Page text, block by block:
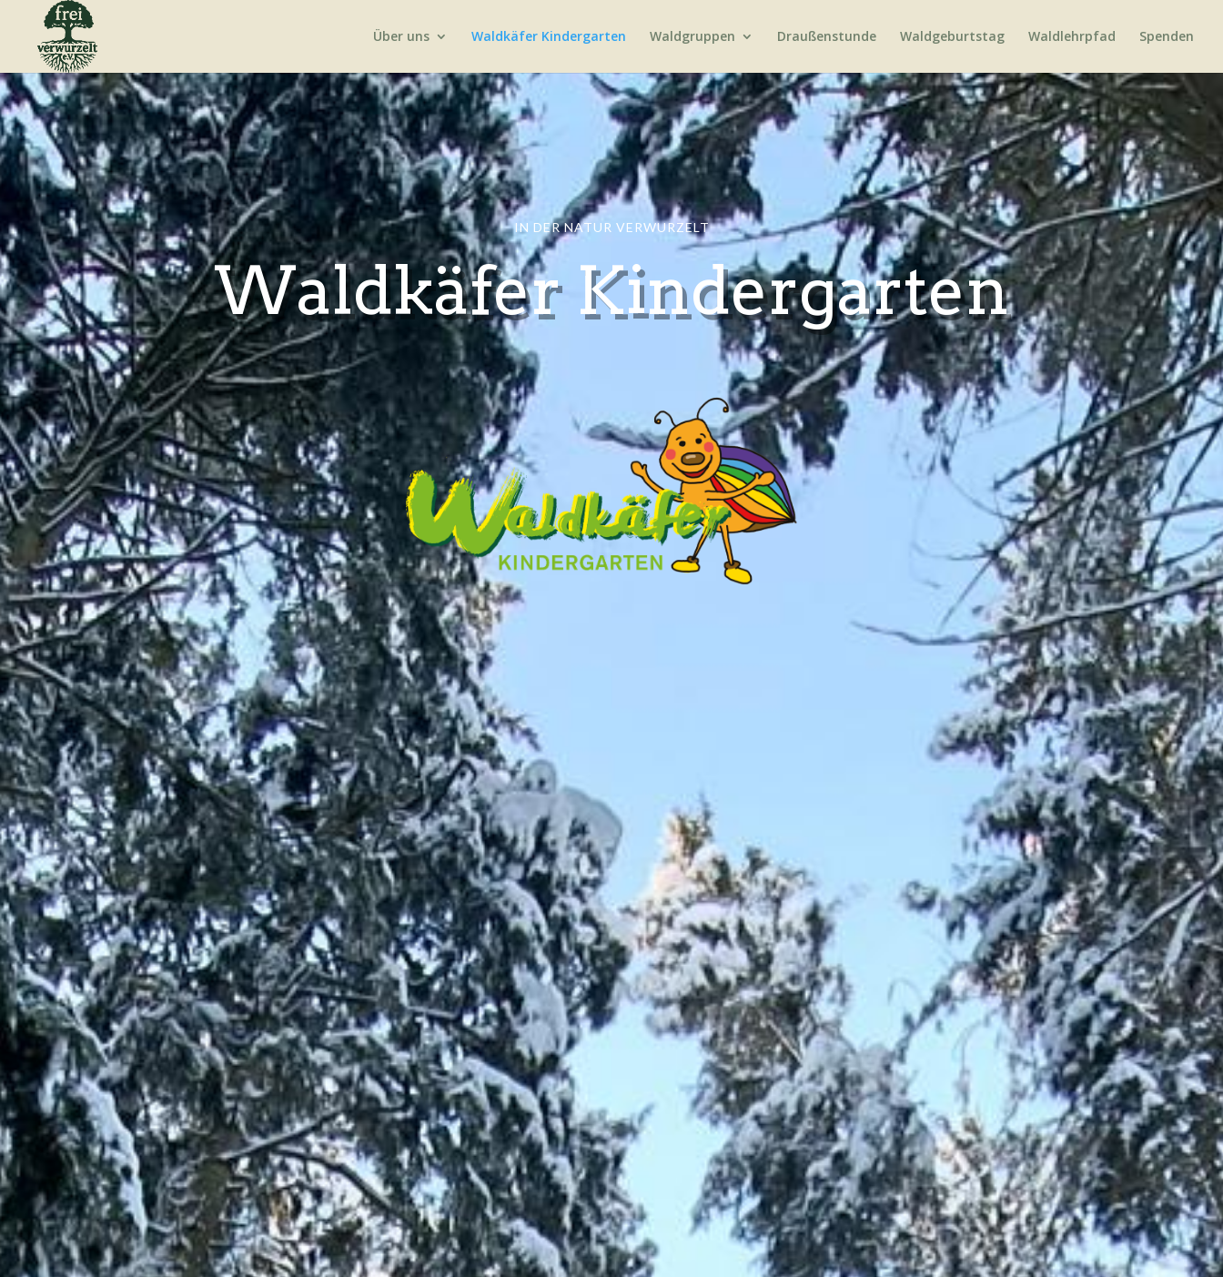
Über uns Waldkäfer Kindergarten Waldgruppen Draußenstunde Waldgeburtstag Waldlehrpfad Spenden
IN DER NATUR VERWURZELT
Waldkäfer Kindergarten